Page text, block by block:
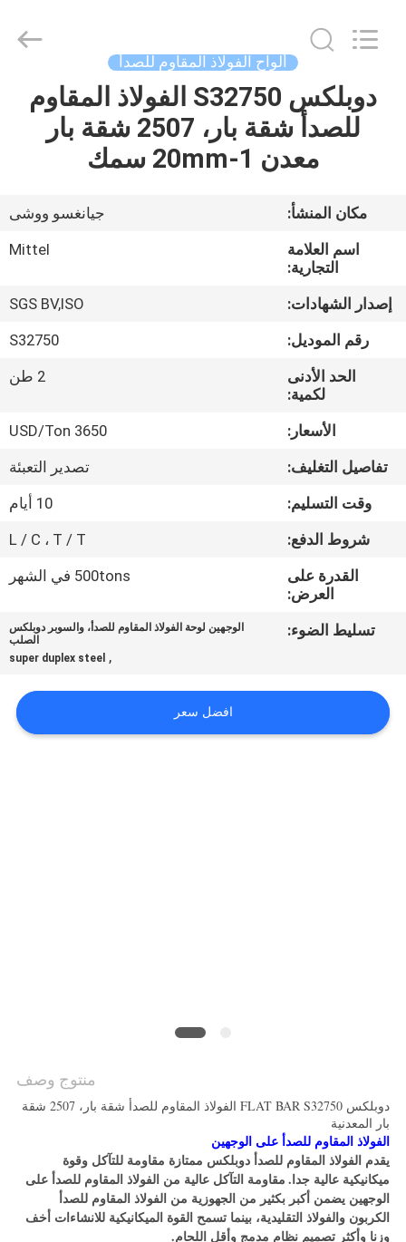
منزل،
معلومات
جولة
مراقبة
الجودة
اتصل
أخبار
حالات
COMPANY
INDUSTRIAL
Reserved.
ألواح الفولاذ المقاوم للصدأ
دوبلكس S32750 الفولاذ المقاوم
للصدأ شقة بار، 2507 شقة بار
معدن 1-20mm سمك
مكان المنشأ:
جيانغسو ووشى
اسم العلامة
التجارية:
Mittel
إصدار الشهادات:
SGS BV,ISO
رقم الموديل:
S32750
الحد الأدنى
لكمية:
2 طن
الأسعار:
3650 USD/Ton
تفاصيل التغليف:
تصدير التعبئة
وقت التسليم:
10 أيام
شروط الدفع:
L / C ، T / T
القدرة على
العرض:
500tons في الشهر
تسليط الضوء:
الوجهين لوحة الفولاذ المقاوم للصدأ، والسوبر دوبلكس
الصلب
,
super duplex steel
افضل سعر
منتوج وصف
دوبلكس FLAT BAR S32750 الفولاذ المقاوم للصدأ شقة بار، 2507 شقة
بار المعدنية
الفولاذ المقاوم للصدأ على الوجهين
يقدم الفولاذ المقاوم للصدأ دوبلكس ممتازة مقاومة للتآكل وقوة
ميكانيكية عالية جدا.مقاومة التآكل عالية من الفولاذ المقاوم للصدأ على
الوجهين يضمن أكبر بكثير من الجهوزية من الفولاذ المقاوم للصدأ
الكربون والفولاذ التقليدية، بينما تسمح القوة الميكانيكية للانشاءات أخف
وزنا وأكثر تصميم نظام مدمج وأقل اللحام.